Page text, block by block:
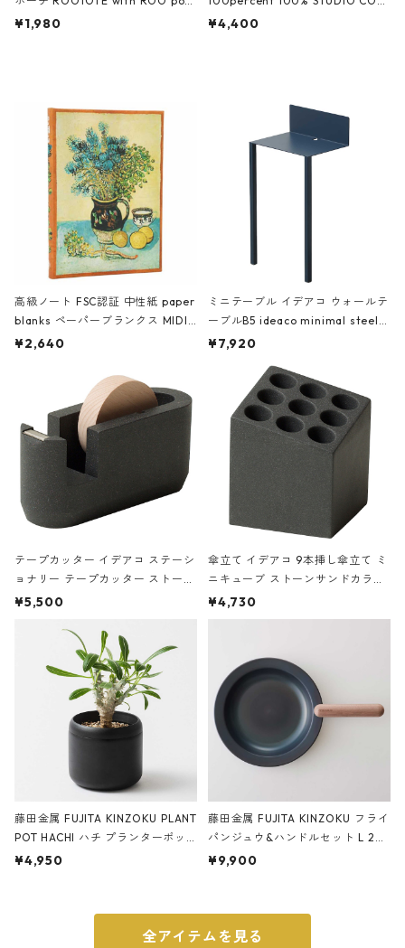
ch 3532 ルートート WR.ポーチ.ラ
¥1,980
AKU Timeless 100パーセント ス
¥4,400
高級ノート FSC認証 中性紙 paper
blanks ペーパーブランクス MIDI
ハードカバー 罫線 ヴァン・ゴッホ
¥2,640
ミニテーブル イデアコ ウォールテ
ーブルB5 ideaco minimal steel f
urniture WALL Table B5 ネイビー
¥7,920
テープカッター イデアコ ステーシ
ョナリー テープカッター ストーン
サンドカラー 石調 ideaco Station
¥5,500
傘立て イデアコ 9本挿し傘立て ミ
ニキューブ ストーンサンドカラー
石調 ideaco Umbrella Stand CUB
E ストーンサンドブラック
¥4,730
藤田金属 FUJITA KINZOKU PLANT
POT HACHI ハチ プランターポッ
ト 3号 ブラック
¥4,950
藤田金属 FUJITA KINZOKU フライ
パンジュウ&ハンドルセット L 24c
m ガス火・IH対応 鉄フライパン
¥9,900
全アイテムを見る